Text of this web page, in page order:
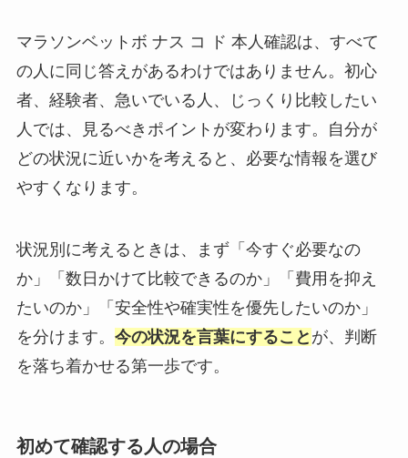
マラソンベットボ ナス コ ド 本人確認は、すべて
の人に同じ答えがあるわけではありません。初心
者、経験者、急いでいる人、じっくり比較したい
人では、見るべきポイントが変わります。自分が
どの状況に近いかを考えると、必要な情報を選び
やすくなります。
状況別に考えるときは、まず「今すぐ必要なの
か」「数日かけて比較できるのか」「費用を抑え
たいのか」「安全性や確実性を優先したいのか」
を分けます。 今の状況を言葉にすること が、判断
を落ち着かせる第一歩です。
初めて確認する人の場合